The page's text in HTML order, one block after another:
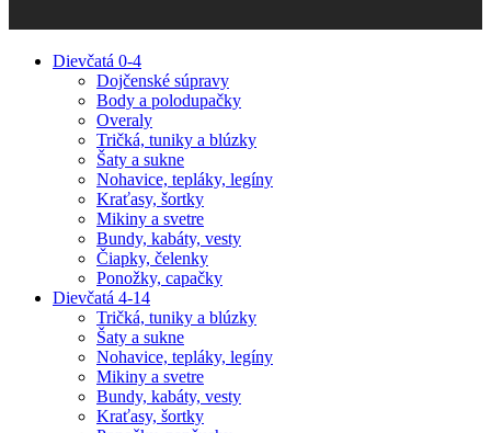
Dievčatá 0-4
Dojčenské súpravy
Body a polodupačky
Overaly
Tričká, tuniky a blúzky
Šaty a sukne
Nohavice, tepláky, legíny
Kraťasy, šortky
Mikiny a svetre
Bundy, kabáty, vesty
Čiapky, čelenky
Ponožky, capačky
Dievčatá 4-14
Tričká, tuniky a blúzky
Šaty a sukne
Nohavice, tepláky, legíny
Mikiny a svetre
Bundy, kabáty, vesty
Kraťasy, šortky